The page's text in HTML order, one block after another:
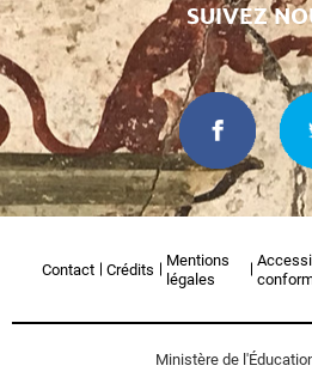
SUIVEZ
Contact Crédits
Mentions
légales
Ministère de